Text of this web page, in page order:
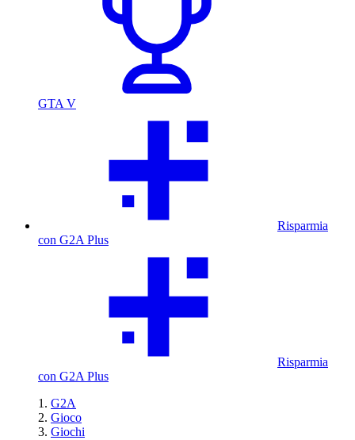
GTA V
Risparmia
con G2A Plus
Risparmia
con G2A Plus
G2A
Gioco
Giochi